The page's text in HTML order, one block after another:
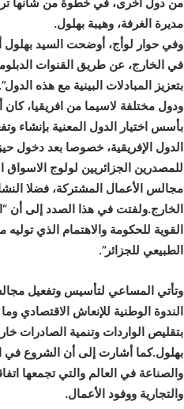
مديرة الغرفة، وهيبة بهلول.
وفي حوار لوأج، أوضحت السيد بهلول
في الخارج، عن طريق القنوات
ودول مختلفة لاسيما من افريقيا، كان
بأسس اختيار الدول المعنية بإنشاء
الدول الإفريقية، خصوصا بعد دخول
للمصدرين الجزائريين لولوج الاسواق
مجالس الأعمال المشتركة، فضلا
الخارج.ولفتت في هذا الصدد إلى أن
القوية للحكومة والاهتمام الذي
الطبيعي للجزائر”.
وتأتي المساعي لتأسيس وتفعيل مجالس
الندوة الوطنية للإنعاش الاقتصادي
بتقليص الواردات وتنمية الصادرات
بهلول.كما أشارت إلى أن الشروع في
والصناعة في العالم والتي تجمعها
والتجارية ووفود الأعمال.